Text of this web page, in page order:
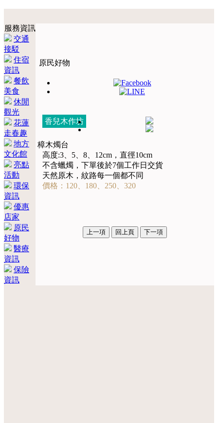
服務資訊
交通
接駁
住宿
資訊
餐飲
美食
休閒
觀光
花蓮
走春趣
地方
文化館
亮點
活動
環保
資訊
優惠
店家
原民
好物
醫療
資訊
保險
資訊
原民好物
香兒木作坊
樟木燭台
高度:3、5、8、12cm，直徑10cm
不含蠟燭，下單後於7個工作日交貨
天然原木，紋路每一個都不同
價格：120、180、250、320